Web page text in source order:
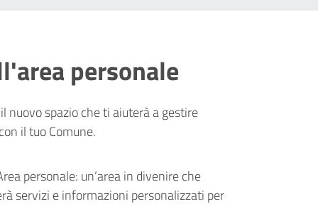
personale
nuovo spazio che ti aiuterà a gestire
il tuo Comune.
personale: un’area in divenire che
servizi e informazioni personalizzati per